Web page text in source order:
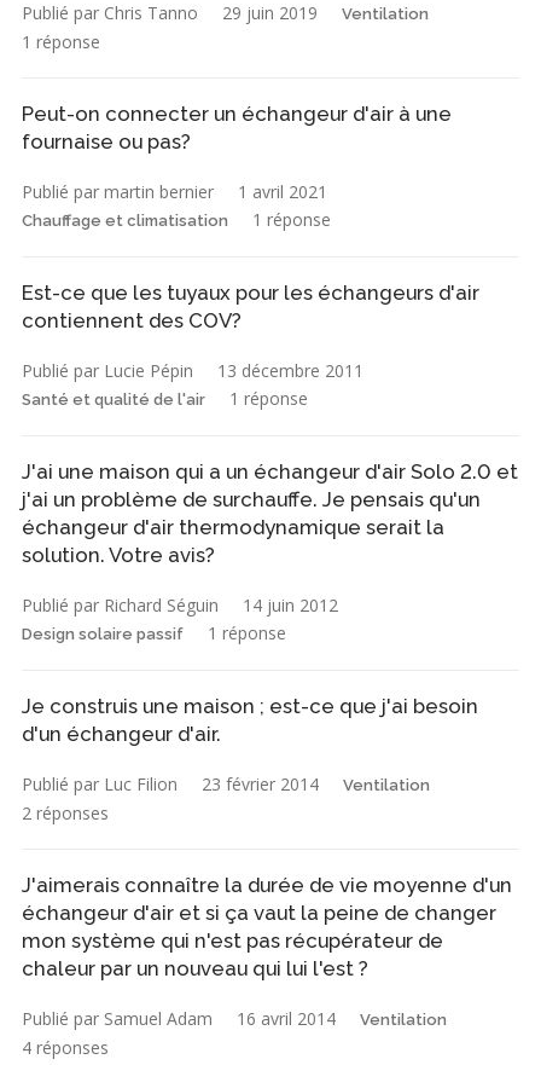
Publié par Chris Tanno 29 juin 2019 Ventilation
1 réponse
Peut-on connecter un échangeur d'air à une
fournaise ou pas?
Publié par martin bernier 1 avril 2021
Chauffage et climatisation 1 réponse
Est-ce que les tuyaux pour les échangeurs d'air
contiennent des COV?
Publié par Lucie Pépin 13 décembre 2011
Santé et qualité de l'air 1 réponse
J'ai une maison qui a un échangeur d'air Solo 2.0 et
j'ai un problème de surchauffe. Je pensais qu'un
échangeur d'air thermodynamique serait la
solution. Votre avis?
Publié par Richard Séguin 14 juin 2012
Design solaire passif 1 réponse
Je construis une maison ; est-ce que j'ai besoin
d'un échangeur d'air.
Publié par Luc Filion 23 février 2014 Ventilation
2 réponses
J'aimerais connaître la durée de vie moyenne d'un
échangeur d'air et si ça vaut la peine de changer
mon système qui n'est pas récupérateur de
chaleur par un nouveau qui lui l'est ?
Publié par Samuel Adam 16 avril 2014 Ventilation
4 réponses